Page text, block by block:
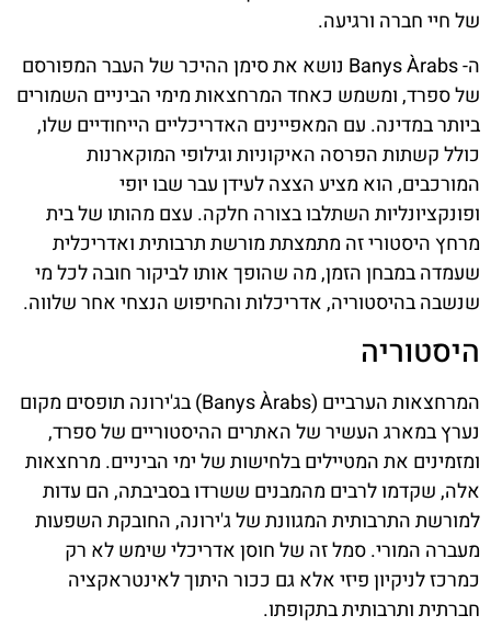
של חיי חברה ורגיעה.
ה- Banys Àrabs נושא את סימן ההיכר של העבר המפורסם
של ספרד, ומשמש כאחד המרחצאות מימי הביניים השמורים
ביותר במדינה. עם המאפיינים האדריכליים הייחודיים שלו,
כולל קשתות הפרסה האיקוניות וגילופי המוקארנות
המורכבים, הוא מציע הצצה לעידן עבר שבו יופי
ופונקציונליות השתלבו בצורה חלקה. עצם מהותו של בית
מרחץ היסטורי זה מתמצתת מורשת תרבותית ואדריכלית
שעמדה במבחן הזמן, מה שהופך אותו לביקור חובה לכל מי
שנשבה בהיסטוריה, אדריכלות והחיפוש הנצחי אחר שלווה.
היסטוריה
המרחצאות הערביים (Banys Àrabs) בג'ירונה תופסים מקום
נערץ במארג העשיר של האתרים ההיסטוריים של ספרד,
ומזמינים את המטיילים בלחישות של ימי הביניים. מרחצאות
אלה, שקדמו לרבים מהמבנים ששרדו בסביבתה, הם עדות
למורשת התרבותית המגוונת של ג'ירונה, החובקת השפעות
מעברה המורי. סמל זה של חוסן אדריכלי שימש לא רק
כמרכז לניקיון פיזי אלא גם ככור היתוך לאינטראקציה
חברתית ותרבותית בתקופתו.